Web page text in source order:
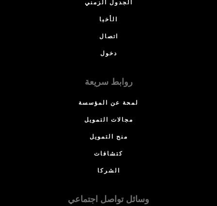
الجدول الزمني
الأخبا
اتصال
دخول
روابط سريعة
لمحة عن المؤسسة
مجالات التمويل
منح التمويل
كتشافات
الشركا
وسائل تواصل اجتماعي